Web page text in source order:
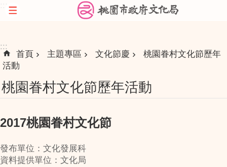
跳到主要內容區塊
:::
首頁 主題專區 文化節慶
桃園眷村文化節歷年
活動
桃園眷村文化節歷年活動
2017桃園眷村文化節
發布單位：文化發展科
資料提供單位：文化局